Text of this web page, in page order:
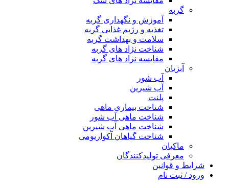
گربه
آموزش و نگهداری گربه
تغذیه و رژیم غذایی گربه
سلامت و بهداشت گربه
شناخت نژاد های گربه
مقایسه نژاد های گربه
آبزیان
آب شور
آب شیرین
پلنت
شناخت بیماری ماهی
شناخت ماهی آب شور
شناخت ماهی آب شیرین
شناخت گیاهان آکواریومی
ماکیان
معرفی تولیدکنندگان
شرایط و قوانین
ورود / ثبت نام